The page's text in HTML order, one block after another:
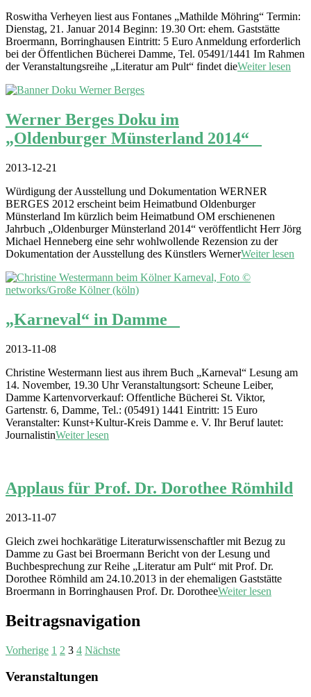
Roswitha Verheyen liest aus Fontanes „Mathilde Möhring“ Termin:
Dienstag, 21. Januar 2014 Beginn: 19.30 Ort: ehem. Gaststätte
Broermann, Borringhausen Eintritt: 5 Euro Anmeldung erforderlich
bei der Öffentlichen Bücherei Damme, Tel. 05491/1441 Im Rahmen
der Veranstaltungsreihe „Literatur am Pult“ findet dieWeiter lesen
Werner Berges Doku im
„Oldenburger Münsterland 2014“
2013-12-21
Würdigung der Ausstellung und Dokumentation WERNER
BERGES 2012 erscheint beim Heimatbund Oldenburger
Münsterland Im kürzlich beim Heimatbund OM erschienenen
Jahrbuch „Oldenburger Münsterland 2014“ veröffentlicht Herr Jörg
Michael Henneberg eine sehr wohlwollende Rezension zu der
Dokumentation der Ausstellung des Künstlers WernerWeiter lesen
„Karneval“ in Damme
2013-11-08
Christine Westermann liest aus ihrem Buch „Karneval“ Lesung am
14. November, 19.30 Uhr Veranstaltungsort: Scheune Leiber,
Damme Kartenvorverkauf: Offentliche Bücherei St. Viktor,
Gartenstr. 6, Damme, Tel.: (05491) 1441 Eintritt: 15 Euro
Veranstalter: Kunst+Kultur-Kreis Damme e. V. Ihr Beruf lautet:
JournalistinWeiter lesen
Applaus für Prof. Dr. Dorothee Römhild
2013-11-07
Gleich zwei hochkarätige Literaturwissenschaftler mit Bezug zu
Damme zu Gast bei Broermann Bericht von der Lesung und
Buchbesprechung zur Reihe „Literatur am Pult“ mit Prof. Dr.
Dorothee Römhild am 24.10.2013 in der ehemaligen Gaststätte
Broermann in Borringhausen Prof. Dr. DorotheeWeiter lesen
Beitragsnavigation
Vorherige 1 2 3 4 Nächste
Veranstaltungen